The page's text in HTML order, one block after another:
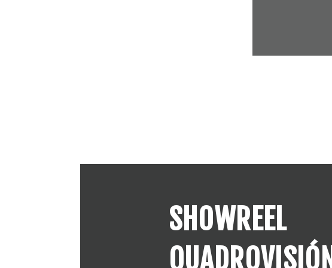
SHOWREEL
QUADROVISIÓN